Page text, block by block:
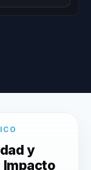
y
Impacto